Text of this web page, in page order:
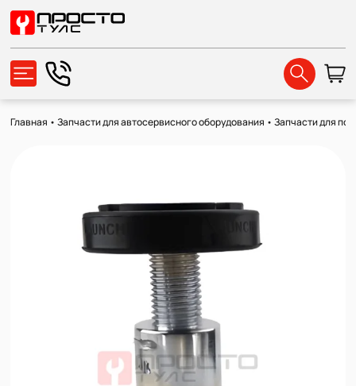
Главная •Запчасти для автосервисного оборудования •Запчасти для